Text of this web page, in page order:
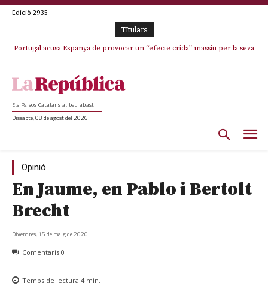
Edició 2935
TItulars
Portugal acusa Espanya de provocar un “efecte crida” massiu per la seva
El col·lapse de l’operació de Marc Puigtió a Girona: desbandada de
Els Països Catalans al teu abast
Dissabte, 08 de agost del 2026
Opinió
En Jaume, en Pablo i Bertolt
Brecht
Divendres, 15 de maig de 2020
Comentaris 0
Temps de lectura 4 min.